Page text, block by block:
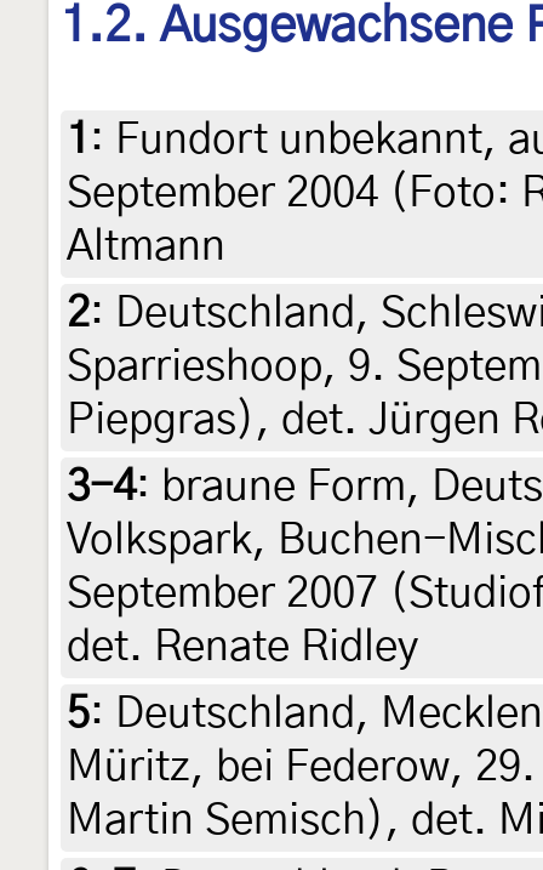
1.2. Ausgewachsene
1 : Fundort unbekannt,
September 2004 (Foto:
Altmann
2: Deutschland,
Sparrieshoop, 9.
Piepgras), det. Jürgen
3-4: braune Form,
Volkspark, Buchen-
September 2007
det. Renate Ridley
5: Deutschland,
Müritz, bei Federow,
Martin Semisch), det.